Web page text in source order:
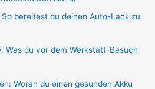
bereitest du deinen Auto-Lack zu
Was du vor dem Werkstatt-Besuch
Woran du einen gesunden Akku